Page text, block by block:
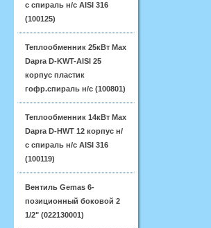
с спираль н/с AISI 316
(100125)
Теплообменник 25кВт Max
Dapra D-KWT-AISI 25
корпус пластик
гофр.спираль н/с (100801)
Теплообменник 14кВт Max
Dapra D-HWT 12 корпус н/
с спираль н/с AISI 316
(100119)
Вентиль Gemas 6-
позиционный боковой 2
1/2" (022130001)